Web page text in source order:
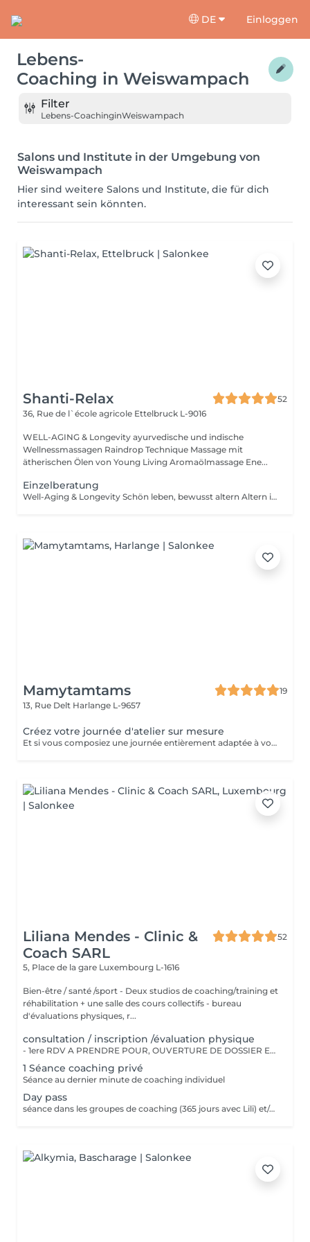
DE Einloggen
Lebens-
Coaching in Weiswampach
Filter
Lebens-CoachinginWeiswampach
Salons und Institute in der Umgebung von
Weiswampach
Hier sind weitere Salons und Institute, die für dich
interessant sein könnten.
Shanti-Relax
52
36, Rue de l`école agricole Ettelbruck L-9016
WELL-AGING & Longevity ayurvedische und indische
Wellnessmassagen Raindrop Technique Massage mit
ätherischen Ölen von Young Living Aromaölmassage Ene...
Einzelberatung
Well-Aging & Longevity Schön leben, bewusst altern Altern ist kein Rückschritt es ist ein natürlicher Wandel, den wir mit Achtsamkeit und Lebensfreude gestalten können. Well-Aging bedeutet, den eigenen Körper zu verstehen, ihn zu unterstützen und mit ihm in Harmonie zu leben Tag für Tag, Jahr für Jahr. Dein Weg beginnt hier Ob du erste Zeichen der Hautalterung spürst, deinen Schlaf verbessern möchtest oder einfach mehr Energie im Alltag suchst Ich begleite dich mit Herz, Wissen und maßgeschneiderten Lösungen. Denn die besten Jahre sind nicht vorbei sie beginnen genau jetzt.
Mamytamtams
19
13, Rue Delt Harlange L-9657
Créez votre journée d'atelier sur mesure
Et si vous composiez une journée entièrement adaptée à vos envies et à vos besoins ? Je vous propose de réserver une journée d'atelier personnalisée, à construire ensemble parmi différentes thématiques, selon vos aspirations et dans le cadre de mes domaines de transmission : Pratiques chamaniques Travail autour du tambour Rituels de protection Et d'autres approches, dans le respect de mes connaissances et de mon expérience. Conditions de réservation : Groupe de 3 personnes minimum Maximum 15 participantes Tarif : 125 € par personne. Une fois votre journée réservée, chaque participante (ou le groupe) est invitée à me contacter afin de me transmettre les thématiques souhaitées via mail ou Messenger. Cela me permettra de préparer un atelier cohérent, personnalisé et aligné avec vos attentes, afin de vous offrir une expérience riche de sens, de partage et de découverte. Pour toute réservation ou demande d'informations, contactez-moi en message privé.
Liliana Mendes - Clinic &
Coach SARL
52
5, Place de la gare Luxembourg L-1616
Bien-être / santé /sport - Deux studios de coaching/training et
réhabilitation + une salle des cours collectifs - bureau
d'évaluations physiques, r...
consultation / inscription /évaluation physique
- 1ere RDV A PRENDRE POUR, OUVERTURE DE DOSSIER ET EXPLICATIONS/CONSEILS - INSCRIPTION CHEZ LILIANA MENDES CLINIC & COACH - EVALUATION PHYSIQUE ET ANAMENSE - ON PAYE UNE SEULE FOIS!!
1 Séance coaching privé
Séance au dernier minute de coaching individuel
Day pass
séance dans les groupes de coaching (365 jours avec Lili) et/ou cours collectifs Pas valable pour coaching privé !!!! Day pass